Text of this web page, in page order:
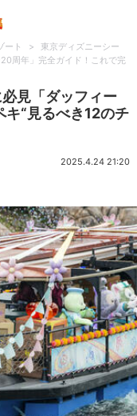
ート >
東京ディズニーシー
周年」完全ガイド！これで完
見「ダッフィー
“見るべき12のチ
2025.4.24 21:20